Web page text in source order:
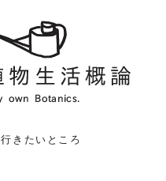
行きたいところ